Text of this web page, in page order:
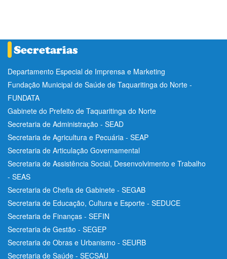
Departamento Especial de Imprensa e Marketing
Fundação Municipal de Saúde de Taquaritinga do Norte -
FUNDATA
Gabinete do Prefeito de Taquaritinga do Norte
Secretaria de Administração - SEAD
Secretaria de Agricultura e Pecuária - SEAP
Secretaria de Articulação Governamental
Secretaria de Assistência Social, Desenvolvimento e Trabalho
- SEAS
Secretaria de Chefia de Gabinete - SEGAB
Secretaria de Educação, Cultura e Esporte - SEDUCE
Secretaria de Finanças - SEFIN
Secretaria de Gestão - SEGEP
Secretaria de Obras e Urbanismo - SEURB
Secretaria de Saúde - SECSAU